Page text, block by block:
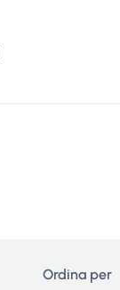
Ordina per